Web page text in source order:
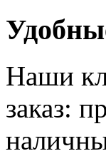
Наши
заказ: